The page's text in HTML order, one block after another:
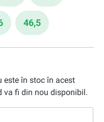
46,5
este în stoc în acest
va fi din nou disponibil.